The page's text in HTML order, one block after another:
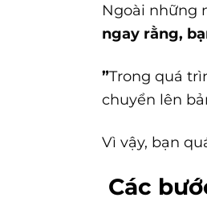
Ngoài những
ngay rằng,
”Trong quá
chuyển lên
Vì vậy, bạn
Các